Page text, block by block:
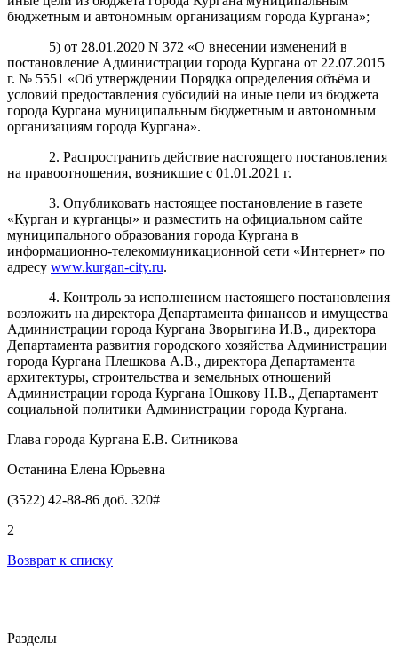
бюджетным и автономным организациям города Кургана»;
5) от 28.01.2020 N 372 «О внесении изменений в
постановление Администрации города Кургана от 22.07.2015
г. № 5551 «Об утверждении Порядка определения объёма и
условий предоставления субсидий на иные цели из бюджета
города Кургана муниципальным бюджетным и автономным
организациям города Кургана».
2. Распространить действие настоящего постановления
на правоотношения, возникшие с 01.01.2021 г.
3. Опубликовать настоящее постановление в газете
«Курган и курганцы» и разместить на официальном сайте
муниципального образования города Кургана в
информационно-телекоммуникационной сети «Интернет» по
адресу www.kurgan-city.ru.
4. Контроль за исполнением настоящего постановления
возложить на директора Департамента финансов и имущества
Администрации города Кургана Зворыгина И.В., директора
Департамента развития городского хозяйства Администрации
города Кургана Плешкова А.В., директора Департамента
архитектуры, строительства и земельных отношений
Администрации города Кургана Юшкову Н.В., Департамент
социальной политики Администрации города Кургана.
Глава города Кургана Е.В. Ситникова
Останина Елена Юрьевна
(3522) 42-88-86 доб. 320#
2
Возврат к списку
Разделы